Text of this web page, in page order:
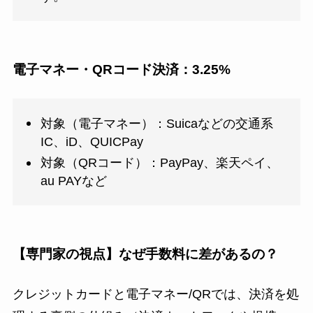
電子マネー・QRコード決済：3.25%
対象（電子マネー）：Suicaなどの交通系
IC、iD、QUICPay
対象（QRコード）：PayPay、楽天ペイ、
au PAYなど
【専門家の視点】なぜ手数料に差があるの？
クレジットカードと電子マネー/QRでは、決済を処